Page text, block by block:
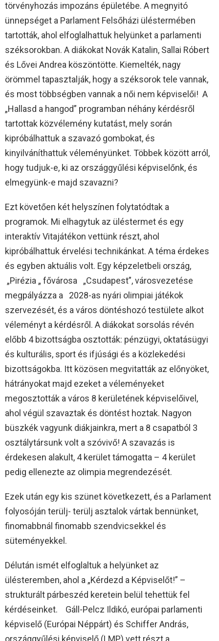
törvényhozás impozáns épületébe. A megnyitó
ünnepséget a Parlament Felsőházi üléstermében
tartották, ahol elfoglalhattuk helyünket a parlamenti
széksorokban. A diákokat Novák Katalin, Sallai Róbert
és Lővei Andrea köszöntötte. Kiemelték, nagy
örömmel tapasztalják, hogy a széksorok tele vannak,
és most többségben vannak a női nem képviselői! A
„Hallasd a hangod” programban néhány kérdésről
tartottak közvélemény kutatást, mely során
kipróbálhattuk a szavazó gombokat, és
kinyilváníthattuk véleményünket. Többek között arról,
hogy tudjuk-e, ki az országgyűlési képviselőnk, és
elmegyünk-e majd szavazni?
Ezt követően két helyszínen folytatódtak a
programok. Mi elhagytuk az üléstermet és egy
interaktív Vitajátékon vettünk részt, ahol
kipróbálhattuk érvelési technikánkat. A téma érdekes
és egyben aktuális volt. Egy képzeletbeli ország,
„Pirézia „ fővárosa „Csudapest”, városvezetése
megpályázza a 2028-as nyári olimpiai játékok
szervezését, és a város döntéshozó testülete alkot
véleményt a kérdésről. A diákokat sorsolás révén
előbb 4 bizottságba osztották: pénzügyi, oktatásügyi
és kulturális, sport és ifjúsági és a közlekedési
bizottságokba. Itt közösen megvitatták az előnyöket,
hátrányokat majd ezeket a véleményeket
megosztották a város 8 kerületének képviselőivel,
ahol végül szavaztak és döntést hoztak. Nagyon
büszkék vagyunk diákjainkra, mert a 8 csapatból 3
osztálytársunk volt a szóvivő! A szavazás is
érdekesen alakult, 4 kerület támogatta – 4 kerület
pedig ellenezte az olimpia megrendezését.
Ezek után egy kis szünet következett, és a Parlament
folyosóján terülj- terülj asztalok vártak bennünket,
finomabbnál finomabb szendvicsekkel és
süteményekkel.
Délután ismét elfoglaltuk a helyünket az
ülésteremben, ahol a „Kérdezd a Képviselőt!” –
strukturált párbeszéd keretein belül tehettük fel
kérdéseinket. Gáll-Pelcz Ildikó, európai parlamenti
képviselő (Európai Néppárt) és Schiffer András,
országgyűlési képviselő (LMP) vett részt a